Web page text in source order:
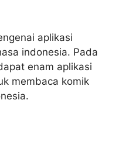
aplikasi
indonesia. Pada
enam aplikasi
membaca komik